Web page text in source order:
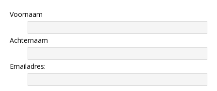
Voornaam
Achternaam
Emailadres: